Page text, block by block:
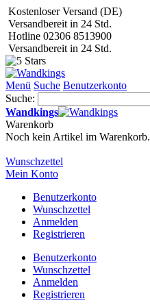
Kostenloser Versand (DE)
Versandbereit in 24 Std.
Hotline 02306 8513900
Versandbereit in 24 Std.
Menü Suche Benutzerkonto
Suche:
Wandkings
Warenkorb
Noch kein Artikel im Warenkorb.
Wunschzettel
Mein Konto
Benutzerkonto
Wunschzettel
Anmelden
Registrieren
Benutzerkonto
Wunschzettel
Anmelden
Registrieren